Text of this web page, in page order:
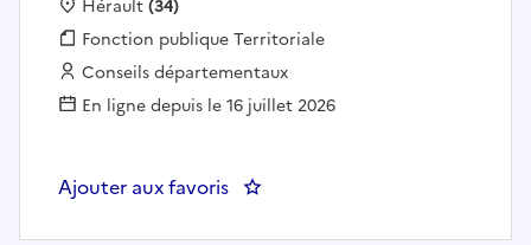
Localisation :
Hérault(34)
Fonction publique :
Fonction publique Territoriale
Employeur :
Conseils départementaux
En ligne depuis le 16 juillet 2026
Ajouter aux favoris : Infirmier·ère évaluateur·trice -